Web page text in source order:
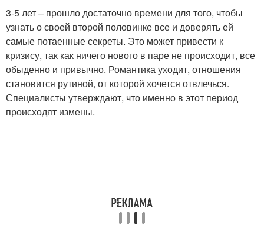
3-5 лет – прошло достаточно времени для того, чтобы
узнать о своей второй половинке все и доверять ей
самые потаенные секреты. Это может привести к
кризису, так как ничего нового в паре не происходит, все
обыденно и привычно. Романтика уходит, отношения
становится рутиной, от которой хочется отвлечься.
Специалисты утверждают, что именно в этот период
происходят измены.